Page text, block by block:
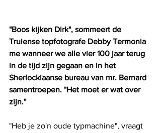
"Boos kijken Dirk", sommeert de
Truiense topfotografe Debby Termonia
me wanneer we alle vier 100 jaar terug
in de tijd zijn gegaan en in het
Sherlockiaanse bureau van mr. Bernard
samentroepen. "Het moet er wat over
zijn."
"Heb je zo'n oude typmachine", vraagt